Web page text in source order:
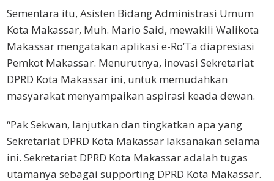
Sementara itu, Asisten Bidang Administrasi Umum
Kota Makassar, Muh. Mario Said, mewakili Walikota
Makassar mengatakan aplikasi e-Ro’Ta diapresiasi
Pemkot Makassar. Menurutnya, inovasi Sekretariat
DPRD Kota Makassar ini, untuk memudahkan
masyarakat menyampaikan aspirasi keada dewan.
“Pak Sekwan, lanjutkan dan tingkatkan apa yang
Sekretariat DPRD Kota Makassar laksanakan selama
ini. Sekretariat DPRD Kota Makassar adalah tugas
utamanya sebagai supporting DPRD Kota Makassar.